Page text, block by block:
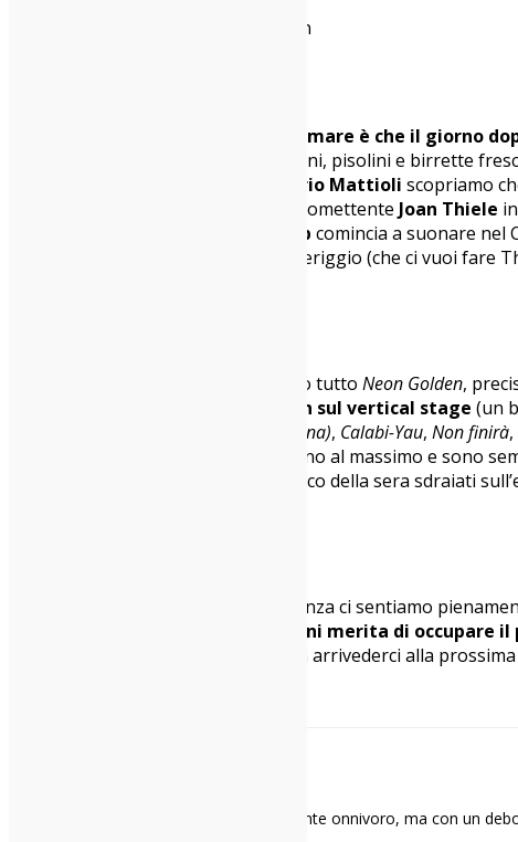
The Thurston Moore Group @ Siren
Il vantaggio di fare un festival al mare è che il giorno
(convenzionato con il Siren), fra bagni, pisolini e birrette
di Valerio Mattioli scopriamo
paese). Al tramonto ascoltiamo la promettente Joan Thiele
The Thurston Moore Group comincia a suonare nel
durante il suo sound check nel pomeriggio (che ci vuoi fare
che eseguono tutto Neon Golden,
Josh T. Pearson sul vertical stage (un
FBYC (Sfortuna), Calabi-Yau, Non finirà,
per i loro live, Contessa & Co. rendono al massimo e sono
salute. Poco male, ci gustiamo il fresco della sera sdraiati
Tirando le somme di questa esperienza ci sentiamo
e nel panorama dei Festival italiani merita di occupare
Ventricina, siamo convinti che sia un arrivederci alla
Gran rallentatore di eventi, musicalmente onnivoro, ma con un